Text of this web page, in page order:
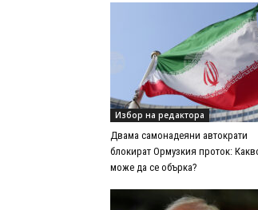
Избор на редактора
Двама самонадеяни автократи
блокират Ормузкия проток:
може да се обърка?